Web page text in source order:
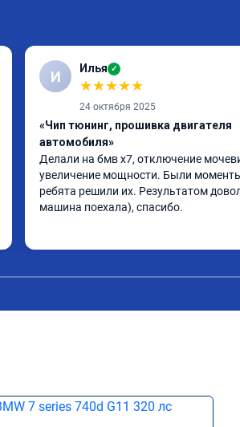
И Илья ✓
★★★★★
24 октября 2025
«Чип тюнинг, прошивка двигателя
автомобиля»
Делали на бмв х7, отключение
увеличение мощности. Были
ребята решили их. Результатом
машина поехала), спасибо.